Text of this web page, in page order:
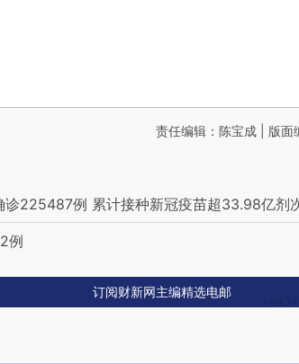
责任编辑：陈宝成 | 版面
诊225487例 累计接种新冠疫苗超33.98亿剂
例
订阅财新网主编精选电邮